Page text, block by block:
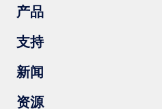
钢筋混凝土结构
钢结构
木结构
钢结构节点
产品
RFEM 6
RSTAB 9
RSECTION 1
RWIND 3
支持
常见问题（FAQs）
提出具体问题
雪荷载、风速和地震荷载图
新闻
订阅新闻简报
资源